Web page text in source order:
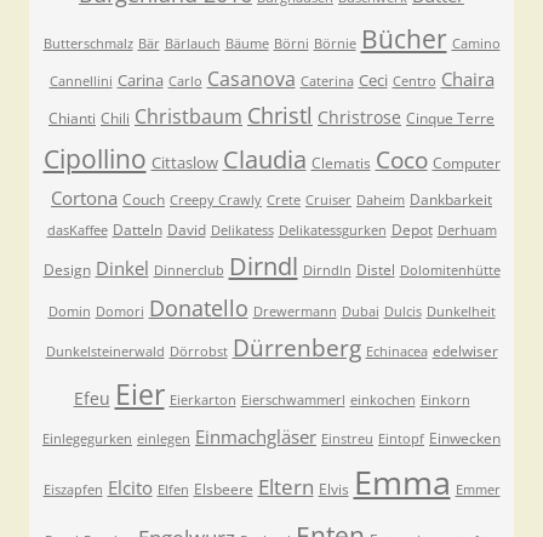
Butterschmalz Bär Bärlauch Bäume Börni Börnie Bücher Camino
Cannellini Carina Carlo Casanova Caterina Ceci Centro Chaira
Chianti Chili Christbaum Christl Christrose Cinque Terre
Cipollino Cittaslow Claudia Clematis Coco Computer
Cortona Couch Creepy Crawly Crete Cruiser Daheim Dankbarkeit
dasKaffee Datteln David Delikatess Delikatessgurken Depot Derhuam
Design Dinkel Dinnerclub Dirndl Dirndln Distel Dolomitenhütte
Domin Domori Donatello Drewermann Dubai Dulcis Dunkelheit
Dunkelsteinerwald Dörrobst Dürrenberg Echinacea edelwiser
Efeu Eier Eierkarton Eierschwammerl einkochen Einkorn
Einlegegurken einlegen Einmachgläser Einstreu Eintopf Einwecken
Eiszapfen Elcito Elfen Elsbeere Eltern Elvis Emma Emmer